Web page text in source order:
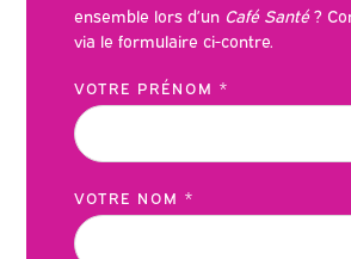
ensemble lors d’un Café Santé?
via le formulaire ci-contre.
VOTRE PRÉNOM *
VOTRE NOM *